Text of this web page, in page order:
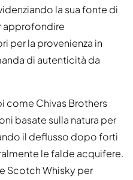
la sua fonte di
approfondire
per la provenienza in
di autenticità da
come Chivas Brothers
basate sulla natura per
il deflusso dopo forti
le falde acquifere.
Scotch Whisky per